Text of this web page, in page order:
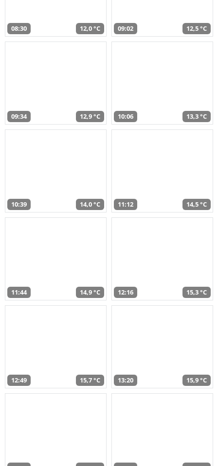
08:30 12,0 °C 09:02 12,5 °C
09:34 12,9 °C 10:06 13,3 °C
10:39 14,0 °C 11:12 14,5 °C
11:44 14,9 °C 12:16 15,3 °C
12:49 15,7 °C 13:20 15,9 °C